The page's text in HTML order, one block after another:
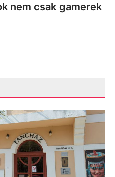
nem csak gamerek